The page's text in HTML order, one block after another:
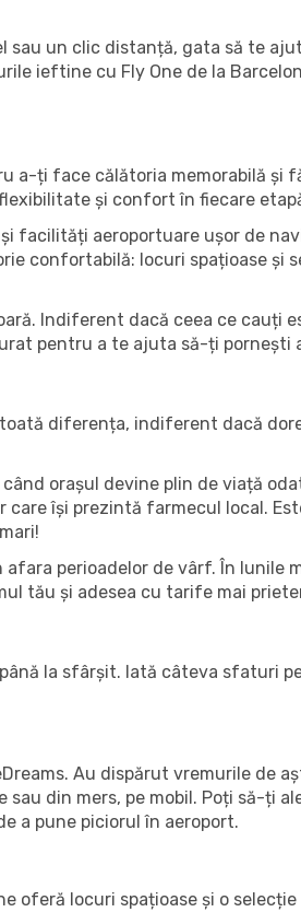
sau un clic distanță, gata să te
ieftine cu Fly One de la
a-ți face călătoria memorabilă și
și confort în fiecare
facilități aeroportuare ușor de
confortabilă: locuri spațioase și
Indiferent dacă ceea ce cauți
pentru a te ajuta să-ți pornești
diferența, indiferent dacă
orașul devine plin de viață
își prezintă farmecul local.
perioadelor de vârf. În lunile
tău și adesea cu tarife mai
la sfârșit. Iată câteva sfaturi
Au dispărut vremurile de
din mers, pe mobil. Poți să-ți
a pune piciorul în aeroport.
oferă locuri spațioase și o selecție